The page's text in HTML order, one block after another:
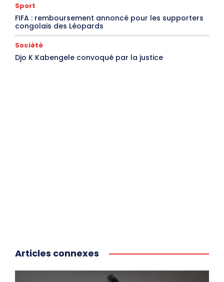
Sport
FIFA : remboursement annoncé pour les supporters
congolais des Léopards
Société
Djo K Kabengele convoqué par la justice
Articles connexes